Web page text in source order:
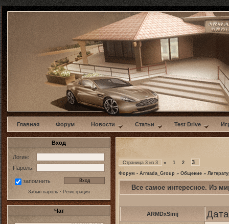
w
Главная Форум Новости Статьи Test Drive
Вход
Логин:
Пароль:
запомнить
Забыл пароль· Регистрация
Чат
Страница 3 из 3 « 1 2 3
Форум - Armada_Group » Общение »
Все самое интересное. Из
ARMDxSinij